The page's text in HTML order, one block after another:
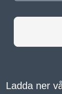
Ladda ner